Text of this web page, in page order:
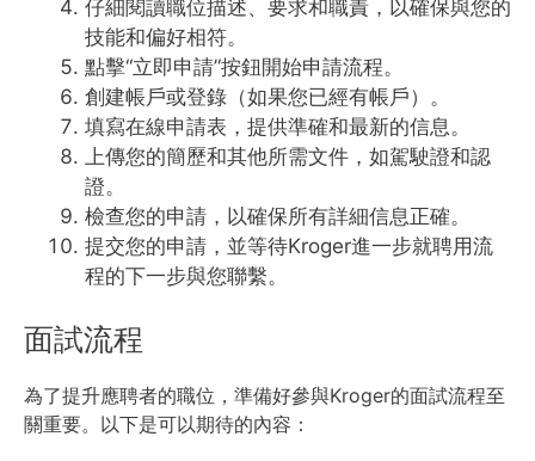
仔細閱讀職位描述、要求和職責，以確保與您的
技能和偏好相符。
點擊“立即申請”按鈕開始申請流程。
創建帳戶或登錄（如果您已經有帳戶）。
填寫在線申請表，提供準確和最新的信息。
上傳您的簡歷和其他所需文件，如駕駛證和認
證。
檢查您的申請，以確保所有詳細信息正確。
提交您的申請，並等待Kroger進一步就聘用流
程的下一步與您聯繫。
面試流程
為了提升應聘者的職位，準備好參與Kroger的面試流程至
關重要。以下是可以期待的內容：